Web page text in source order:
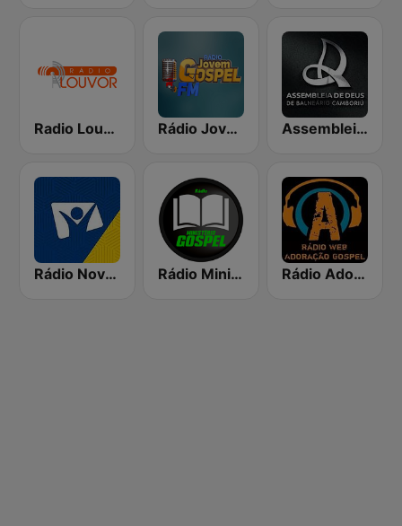
Radio Louvor Rádio Jovem Gospel FM Assembleia de Deus
Rádio Novo Tempo - Maringá Rádio Ministério Gospel Rádio Adoração Gospel